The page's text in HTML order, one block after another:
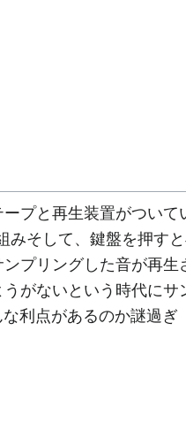
プと再生装置がついて
みそして、鍵盤を押す
プリングした音が再生
がないという時代にサ
利点があるのか謎過ぎ